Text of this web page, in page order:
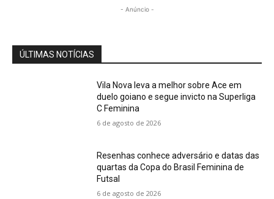
- Anúncio -
ÚLTIMAS NOTÍCIAS
Vila Nova leva a melhor sobre Ace em
duelo goiano e segue invicto na Superliga
C Feminina
6 de agosto de 2026
Resenhas conhece adversário e datas das
quartas da Copa do Brasil Feminina de
Futsal
6 de agosto de 2026